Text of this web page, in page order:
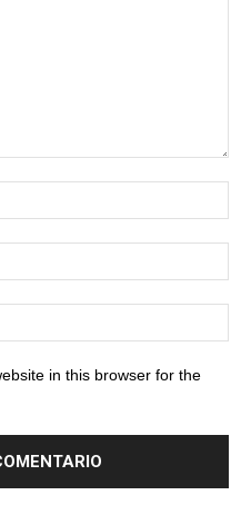
in this browser for the